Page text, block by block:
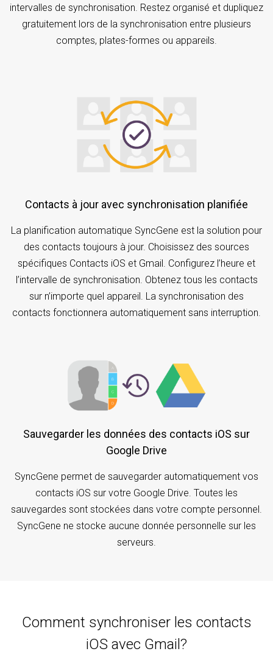
intervalles de synchronisation. Restez organisé et dupliquez
gratuitement lors de la synchronisation entre plusieurs
comptes, plates-formes ou appareils.
Contacts à jour avec synchronisation planifiée
La planification automatique SyncGene est la solution pour
des contacts toujours à jour. Choisissez des sources
spécifiques Contacts iOS et Gmail. Configurez l’heure et
l’intervalle de synchronisation. Obtenez tous les contacts
sur n’importe quel appareil. La synchronisation des
contacts fonctionnera automatiquement sans interruption.
Sauvegarder les données des contacts iOS sur
Google Drive
SyncGene permet de sauvegarder automatiquement vos
contacts iOS sur votre Google Drive. Toutes les
sauvegardes sont stockées dans votre compte personnel.
SyncGene ne stocke aucune donnée personnelle sur les
serveurs.
Comment synchroniser les contacts
iOS avec Gmail?